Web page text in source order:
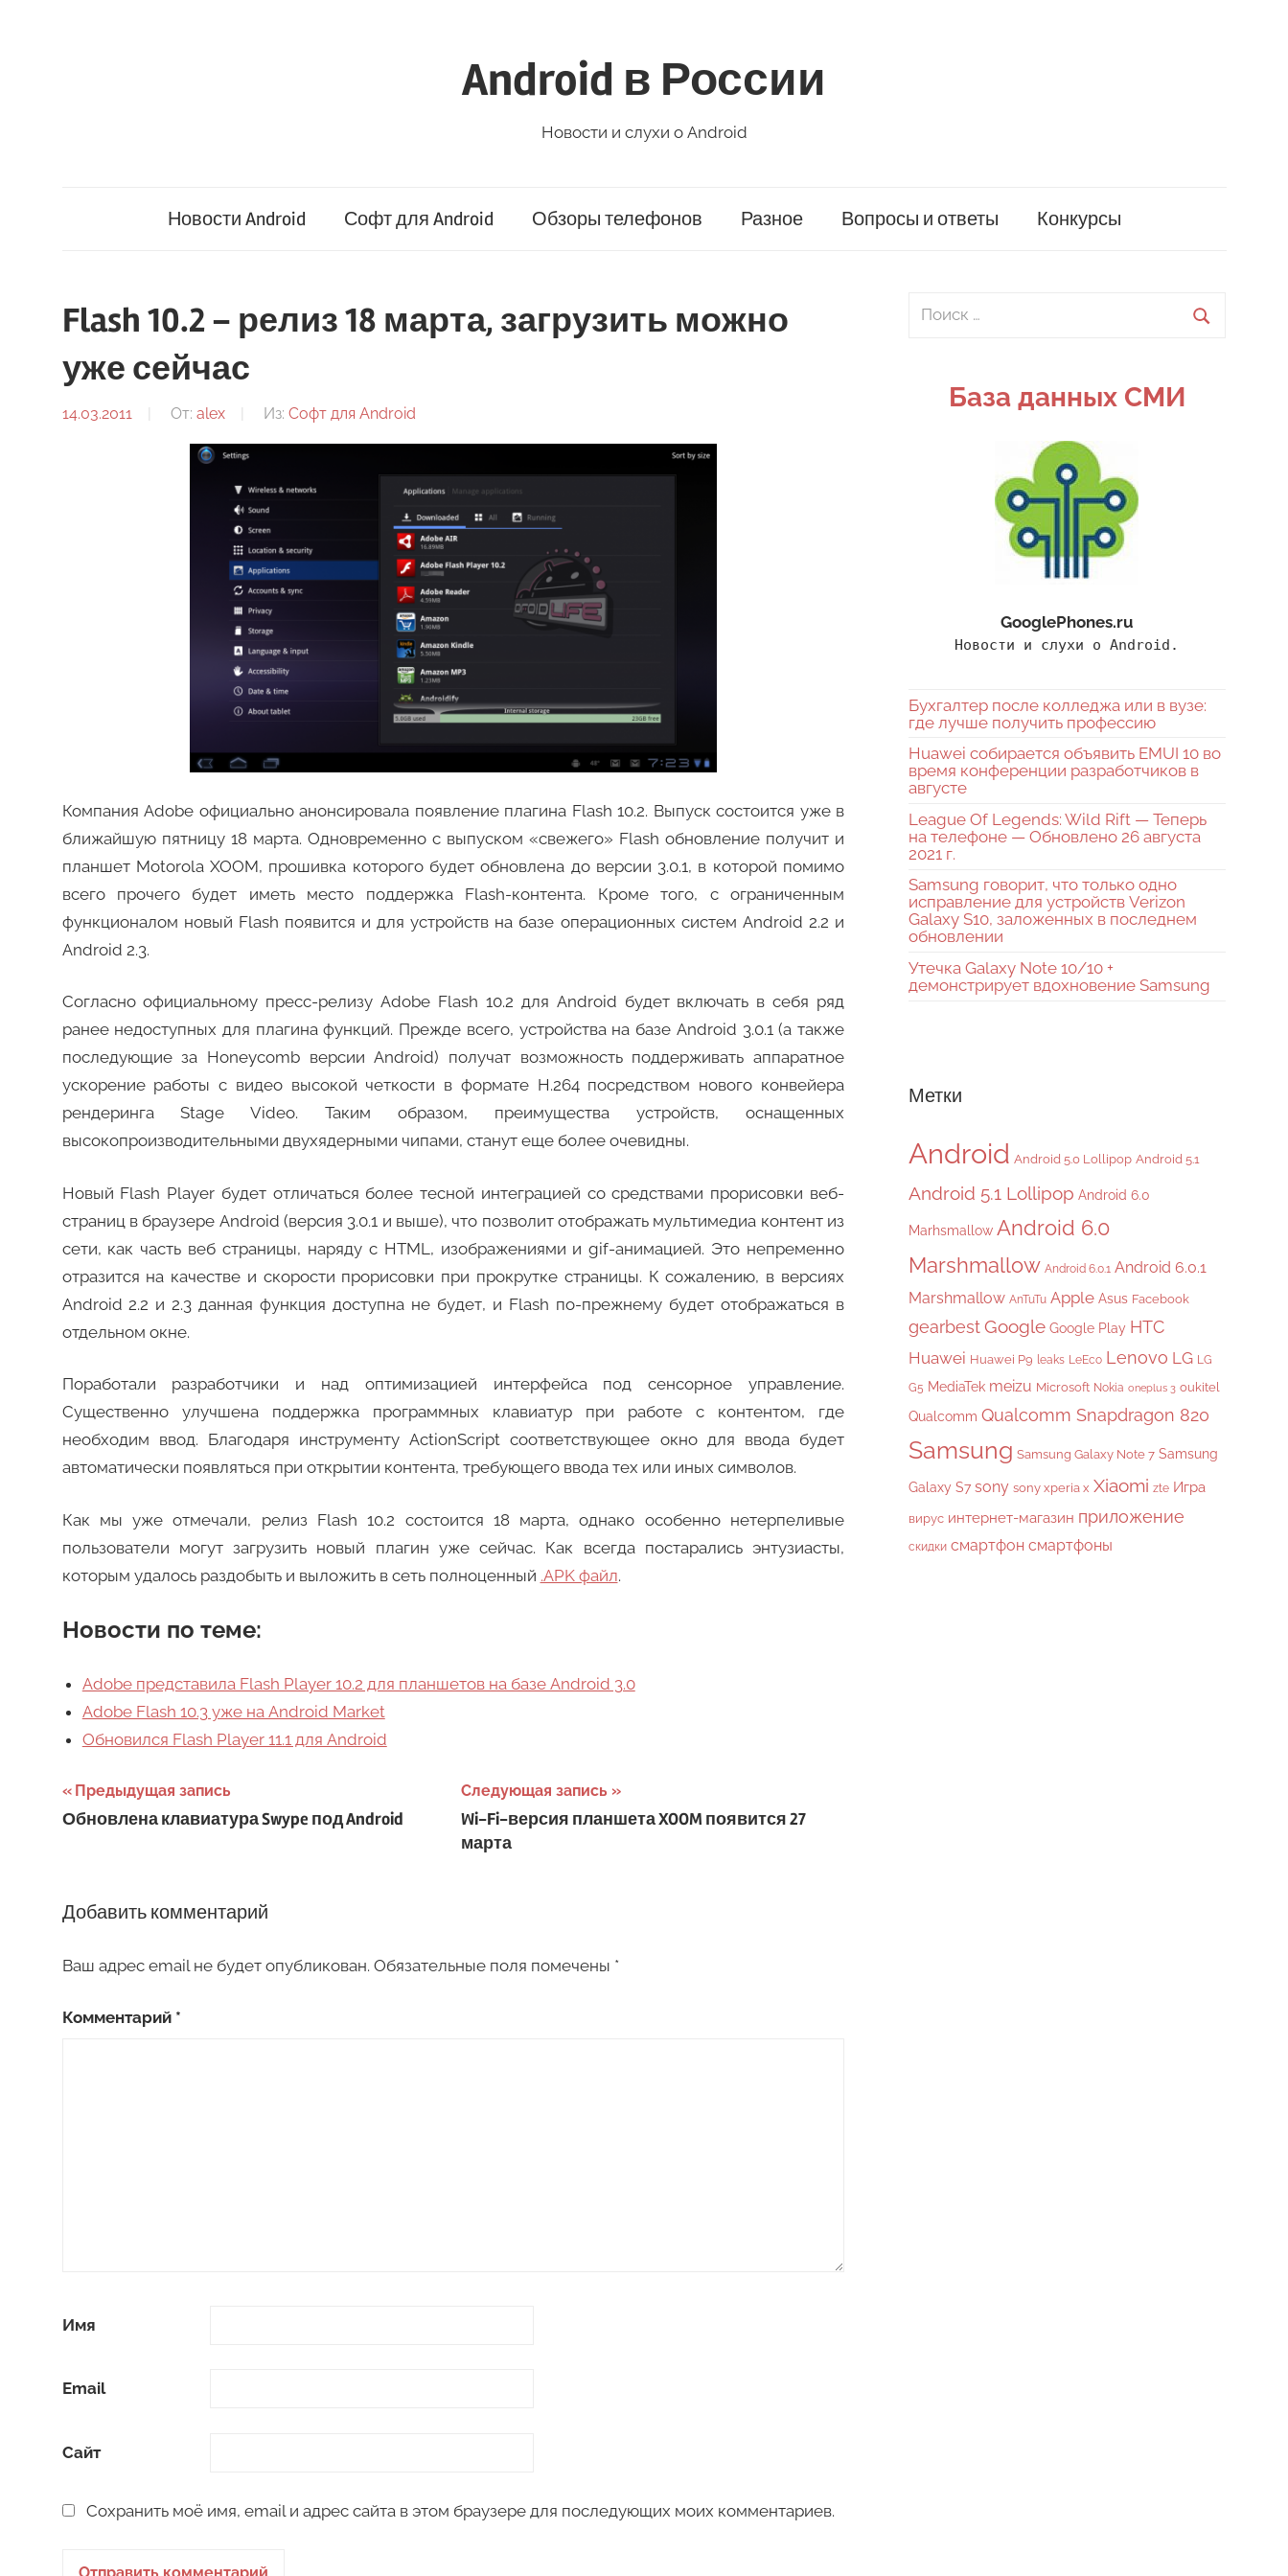
Android в России
Новости и слухи о Android
Новости Android Софт для Android Обзоры телефонов Разное Вопросы и ответы Конкурсы
Flash 10.2 – релиз 18 марта, загрузить можно
уже сейчас
14.03.2011 От: alex Из: Софт для Android
Компания Adobe официально анонсировала появление плагина Flash 10.2. Выпуск состоится уже в
ближайшую пятницу 18 марта. Одновременно с выпуском «свежего» Flash обновление получит и
планшет Motorola XOOM, прошивка которого будет обновлена до версии 3.0.1, в которой помимо
всего прочего будет иметь место поддержка Flash-контента. Кроме того, с ограниченным
функционалом новый Flash появится и для устройств на базе операционных систем Android 2.2 и
Android 2.3.
Согласно официальному пресс-релизу Adobe Flash 10.2 для Android будет включать в себя ряд
ранее недоступных для плагина функций. Прежде всего, устройства на базе Android 3.0.1 (а также
последующие за Honeycomb версии Android) получат возможность поддерживать аппаратное
ускорение работы с видео высокой четкости в формате H.264 посредством нового конвейера
рендеринга Stage Video. Таким образом, преимущества устройств, оснащенных
высокопроизводительными двухядерными чипами, станут еще более очевидны.
Новый Flash Player будет отличаться более тесной интеграцией со средствами прорисовки веб-
страниц в браузере Android (версия 3.0.1 и выше), что позволит отображать мультимедиа контент из
сети, как часть веб страницы, наряду с HTML, изображениями и gif-анимацией. Это непременно
отразится на качестве и скорости прорисовки при прокрутке страницы. К сожалению, в версиях
Android 2.2 и 2.3 данная функция доступна не будет, и Flash по-прежнему будет отображаться в
отдельном окне.
Поработали разработчики и над оптимизацией интерфейса под сенсорное управление.
Существенно улучшена поддержка программных клавиатур при работе с контентом, где
необходим ввод. Благодаря инструменту ActionScript соответствующее окно для ввода будет
автоматически появляться при открытии контента, требующего ввода тех или иных символов.
Как мы уже отмечали, релиз Flash 10.2 состоится 18 марта, однако особенно нетерпеливые
пользователи могут загрузить новый плагин уже сейчас. Как всегда постарались энтузиасты,
которым удалось раздобыть и выложить в сеть полноценный .APK файл.
Новости по теме:
Adobe представила Flash Player 10.2 для планшетов на базе Android 3.0
Adobe Flash 10.3 уже на Android Market
Обновился Flash Player 11.1 для Android
Навигация
по
Предыдущая запись
Обновлена клавиатура Swype под Android
Следующая запись
Wi-Fi-версия планшета XOOM появится 27
марта
Добавить комментарий
Ваш адрес email не будет опубликован. Обязательные поля помечены *
Комментарий *
Имя
Email
Сайт
Сохранить моё имя, email и адрес сайта в этом браузере для последующих моих комментариев.
Поиск
База данных СМИ
GooglePhones.ru
Новости и слухи о Android.
Бухгалтер после колледжа или в вузе:
где лучше получить профессию
Huawei собирается объявить EMUI 10 во
время конференции разработчиков в
августе
League Of Legends: Wild Rift — Теперь
на телефоне — Обновлено 26 августа
2021 г.
Samsung говорит, что только одно
исправление для устройств Verizon
Galaxy S10, заложенных в последнем
обновлении
Утечка Galaxy Note 10/10 +
демонстрирует вдохновение Samsung
Метки
Android Android 5.0 Lollipop Android 5.1
Android 5.1 Lollipop Android 6.0
Marhsmallow Android 6.0
Marshmallow Android 6.0.1 Android 6.0.1
Marshmallow AnTuTu Apple Asus Facebook
gearbestGoogle Google Play HTC
Huawei Huawei P9 leaks LeEco Lenovo LG LG
G5 MediaTek meizu Microsoft Nokia oneplus 3 oukitel
Qualcomm Qualcomm Snapdragon 820
Samsung Samsung Galaxy Note 7 Samsung
Galaxy S7 sony sony xperia x Xiaomi zte Игра
вирус интернет-магазин приложение
скидки смартфон смартфоны